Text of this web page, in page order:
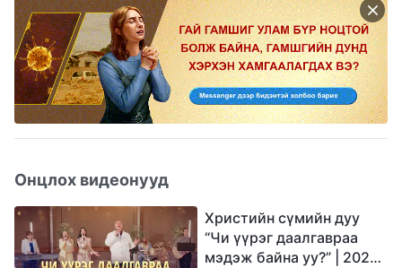
Онцлох видеонууд
Христийн сүмийн дуу
“Чи үүрэг даалгавраа
мэдэж байна уу?” | 2026